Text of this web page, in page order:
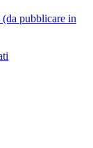
pubblicare in